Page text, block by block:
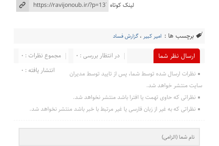
لینک کوتاه
برچسب ها : امیر کبیر ،گزارش فساد
ارسال نظر شما مجموع نظرات : 0
در انتظار بررسی : 0
انتشار یافته : 0
نظرات ارسال شده توسط شما، پس از تایید توسط مدیران
سایت منتشر خواهد شد.
نظراتی که حاوی تهمت یا افترا باشد منتشر نخواهد شد.
نظراتی که به غیر از زبان فارسی یا غیر مرتبط با خبر باشد منتشر نخواهد شد.